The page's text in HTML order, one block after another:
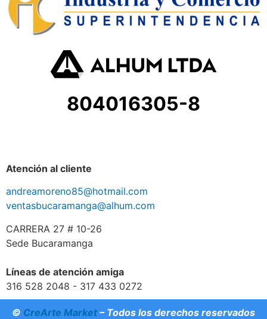
804016305-8
Atención al cliente
andreamoreno85@hotmail.com
ventasbucaramanga@alhum.com
CARRERA 27 # 10-26
Sede Bucaramanga
Líneas de atención amiga
316 528 2048 - 317 433 0272
© CreArte Market – Todos los derechos reservados